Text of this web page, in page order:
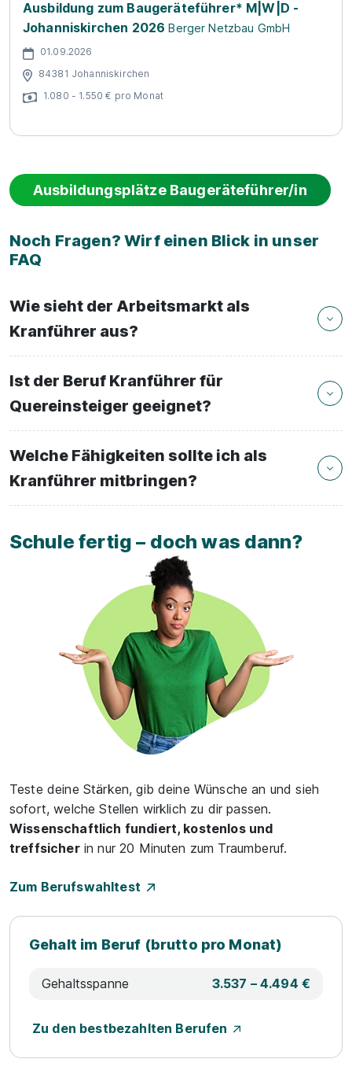
Ausbildung zum Baugeräteführer* M|W|D -
Johanniskirchen 2026 Berger Netzbau GmbH
01.09.2026
84381 Johanniskirchen
1.080 - 1.550 € pro Monat
Ausbildungsplätze Baugeräteführer/in
Noch Fragen? Wirf einen Blick in unser
FAQ
Wie sieht der Arbeitsmarkt als
Kranführer aus?
Ist der Beruf Kranführer für
Quereinsteiger geeignet?
Welche Fähigkeiten sollte ich als
Kranführer mitbringen?
Schule fertig – doch was dann?
Teste deine Stärken, gib deine Wünsche an und sieh
sofort, welche Stellen wirklich zu dir passen.
Wissenschaftlich fundiert, kostenlos und
treffsicherin nur 20 Minuten zum Traumberuf.
Zum Berufswahltest
Gehalt im Beruf (brutto pro Monat)
Gehaltsspanne 3.537 – 4.494 €
Zu den bestbezahlten Berufen